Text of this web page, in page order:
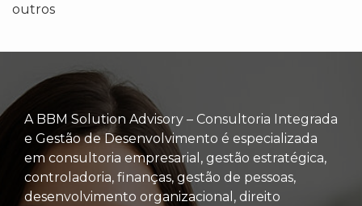
outros
A BBM Solution Advisory – Consultoria Integrada
e Gestão de Desenvolvimento é especializada
em consultoria empresarial, gestão estratégica,
controladoria, finanças, gestão de pessoas,
desenvolvimento organizacional, direito